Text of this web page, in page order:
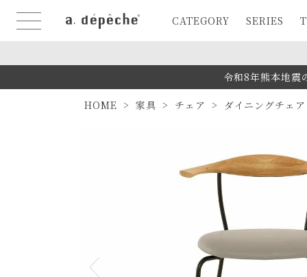
CATEGORY SERIES
令和8年熊本地震
HOME 家具 チェア ダイニングチェア